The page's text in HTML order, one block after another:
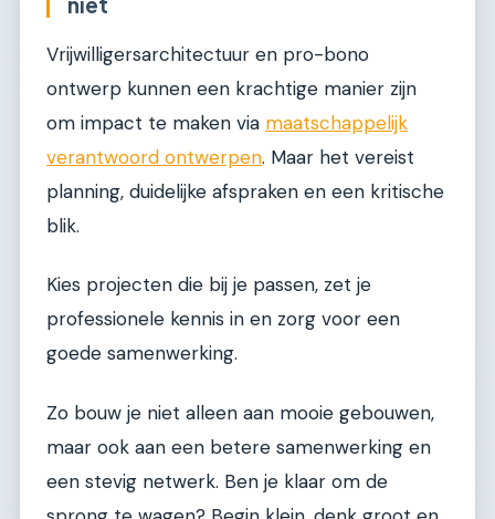
Vrijwilligersarchitectuur en pro-bono
ontwerp kunnen een krachtige manier zijn
om impact te maken via maatschappelijk
verantwoord ontwerpen. Maar het vereist
planning, duidelijke afspraken en een kritische
blik.
Kies projecten die bij je passen, zet je
professionele kennis in en zorg voor een
goede samenwerking.
Zo bouw je niet alleen aan mooie gebouwen,
maar ook aan een betere samenwerking en
een stevig netwerk. Ben je klaar om de